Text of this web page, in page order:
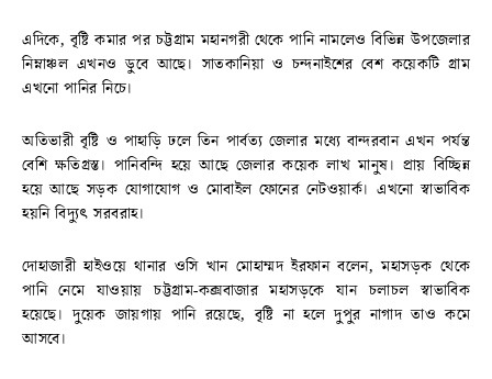
এদিকে, বৃষ্টি কমার পর চট্টগ্রাম মহানগরী থেকে পানি নামলেও বিভিন্ন উপজেলার
নিম্নাঞ্চল এখনও ডুবে আছে। সাতকানিয়া ও চন্দনাইশের বেশ কয়েকটি গ্রাম
এখনো পানির নিচে।
অতিভারী বৃষ্টি ও পাহাড়ি ঢলে তিন পার্বত্য জেলার মধ্যে বান্দরবান এখন পর্যন্ত
বেশি ক্ষতিগ্রস্ত। পানিবন্দি হয়ে আছে জেলার কয়েক লাখ মানুষ। প্রায় বিচ্ছিন্ন
হয়ে আছে সড়ক যোগাযোগ ও মোবাইল ফোনের নেটওয়ার্ক। এখনো স্বাভাবিক
হয়নি বিদ্যুৎ সরবরাহ।
দোহাজারী হাইওয়ে থানার ওসি খান মোহাম্মদ ইরফান বলেন, মহাসড়ক থেকে
পানি নেমে যাওয়ায় চট্টগ্রাম-কক্সবাজার মহাসড়কে যান চলাচল স্বাভাবিক
হয়েছে। দুয়েক জায়গায় পানি রয়েছে, বৃষ্টি না হলে দুপুর নাগাদ তাও কমে
আসবে।